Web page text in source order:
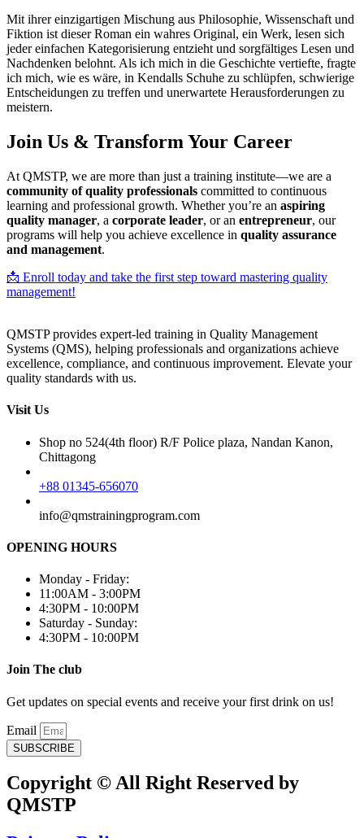
Mit ihrer einzigartigen Mischung aus Philosophie, Wissenschaft und
Fiktion ist dieser Roman ein wahres Original, ein Werk, lesen sich
jeder einfachen Kategorisierung entzieht und sorgfältiges Lesen und
Nachdenken belohnt. Als ich mich in die Geschichte vertiefte, fragte
ich mich, wie es wäre, in Kendalls Schuhe zu schlüpfen, schwierige
Entscheidungen zu treffen und unerwartete Herausforderungen zu
meistern.
Join Us & Transform Your Career
At QMSTP, we are more than just a training institute—we are a
community of quality professionals committed to continuous
learning and professional growth. Whether you’re an aspiring
quality manager, a corporate leader, or an entrepreneur, our
programs will help you achieve excellence in quality assurance
and management.
📩 Enroll today and take the first step toward mastering quality
management!
QMSTP provides expert-led training in Quality Management
Systems (QMS), helping professionals and organizations achieve
excellence, compliance, and continuous improvement. Elevate your
quality standards with us.
Visit Us
Shop no 524(4th floor) R/F Police plaza, Nandan Kanon,
Chittagong
+88 01345-656070
info@qmstrainingprogram.com
OPENING HOURS
Monday - Friday:
11:00AM - 3:00PM
4:30PM - 10:00PM
Saturday - Sunday:
4:30PM - 10:00PM
Join The club
Get updates on special events and receive your first drink on us!
Email
SUBSCRIBE
Copyright © All Right Reserved by
QMSTP